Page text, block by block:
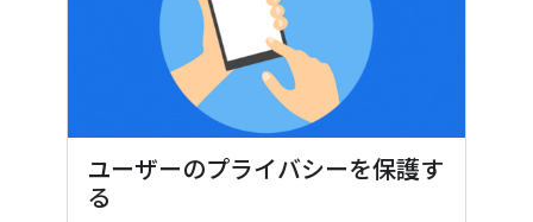
ユーザーのプライバシーを保護す
る